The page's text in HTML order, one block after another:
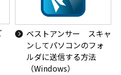
ベストアンサー スキャ
ンしてパソコンのフォ
ルダに送信する方法
（Windows）